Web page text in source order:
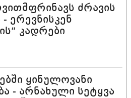
ძრავის
ერევნისკენ
კადრები
ყინულოვანი
- არნახული სეტყვა